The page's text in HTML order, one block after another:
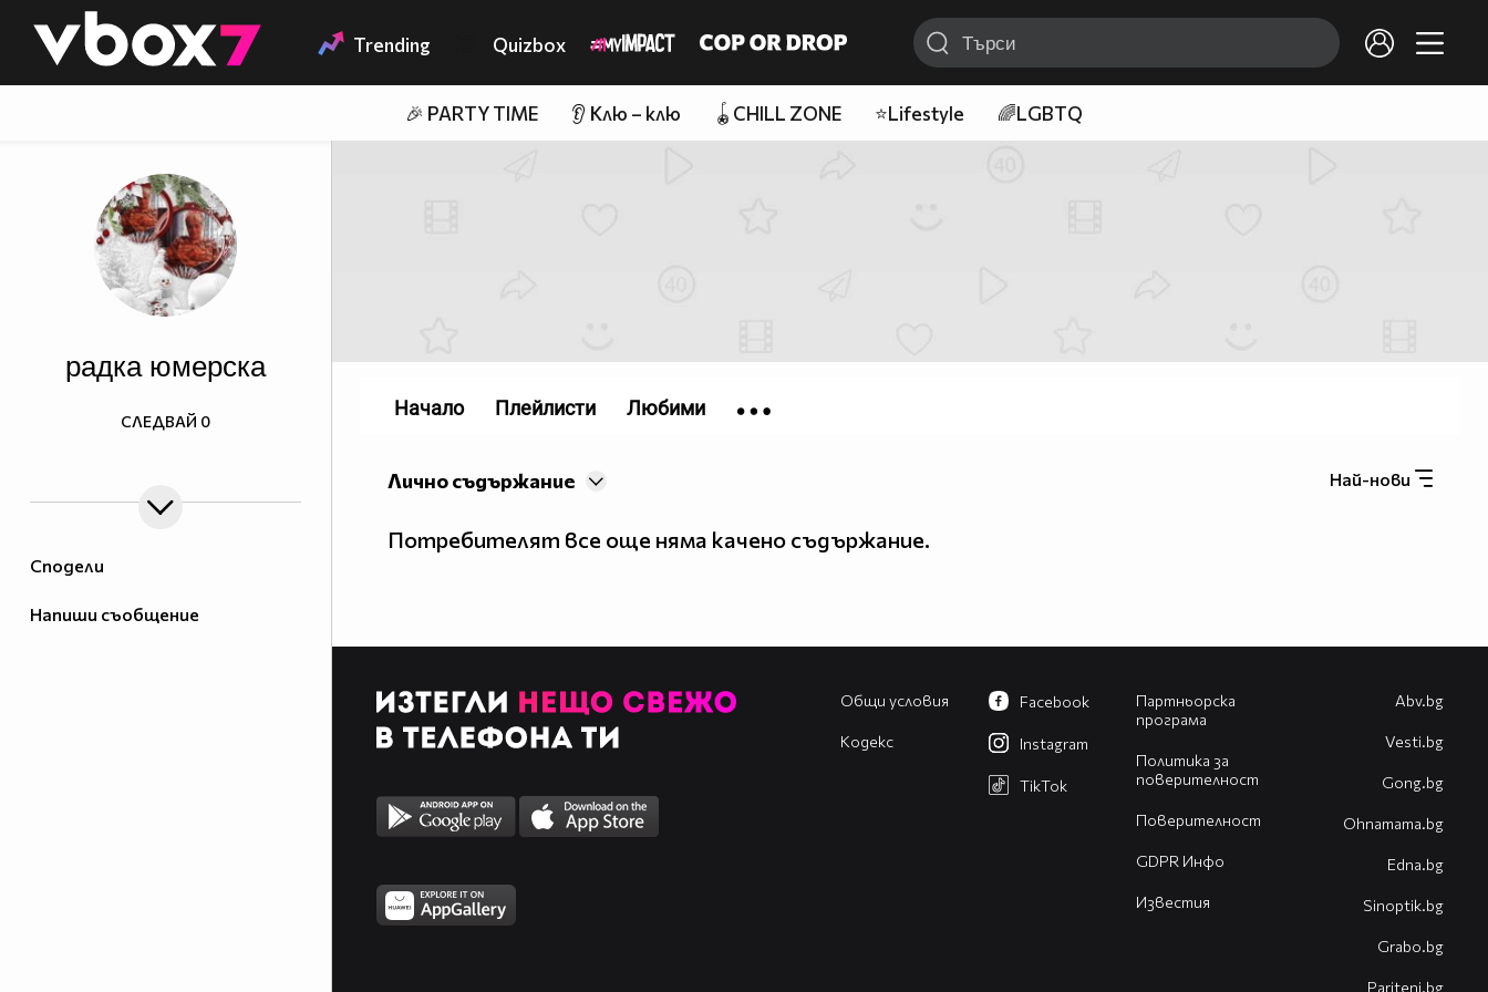
👾 Trending Quizbox
🎉 PARTY TIME 👂 Клю – клю 🪀CHILL ZONE ⭐Lifestyle 🌈LGBTQ
Сподели
Напиши съобщение
радка юмерска
СЛЕДВАЙ 0
Най-нови
Лично съдържание
Потребителят все още няма качено съдържание.
Начало Плейлисти Любими
Общи условия
Кодекс
Партньорска
програма
Политика за
поверителност
Поверителност
GDPR Инфо
Известия
Facebook
Instagram
TikTok
Abv.bg
Vesti.bg
Gong.bg
Оhnamama.bg
Edna.bg
Sinoptik.bg
Grabo.bg
Pariteni.bg